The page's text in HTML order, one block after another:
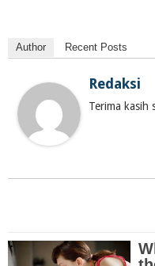
Author Recent Posts
Redaksi
Terima kasih